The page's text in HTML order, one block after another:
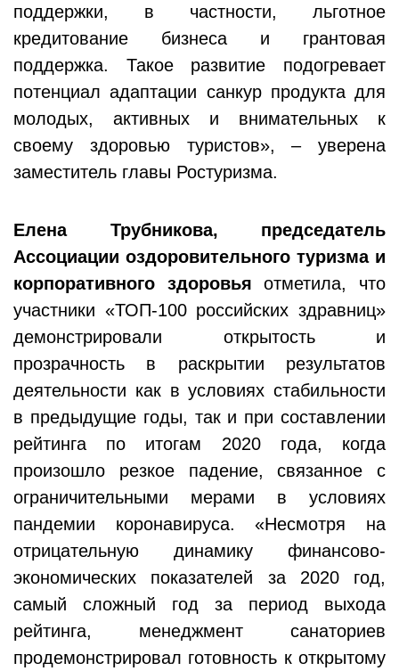
поддержки, в частности, льготное
кредитование бизнеса и грантовая
поддержка. Такое развитие подогревает
потенциал адаптации санкур продукта для
молодых, активных и внимательных к
своему здоровью туристов», – уверена
заместитель главы Ростуризма.
Елена Трубникова, председатель
Ассоциации оздоровительного туризма и
корпоративного здоровья отметила, что
участники «ТОП-100 российских здравниц»
демонстрировали открытость и
прозрачность в раскрытии результатов
деятельности как в условиях стабильности
в предыдущие годы, так и при составлении
рейтинга по итогам 2020 года, когда
произошло резкое падение, связанное с
ограничительными мерами в условиях
пандемии коронавируса. «Несмотря на
отрицательную динамику финансово-
экономических показателей за 2020 год,
самый сложный год за период выхода
рейтинга, менеджмент санаториев
продемонстрировал готовность к открытому